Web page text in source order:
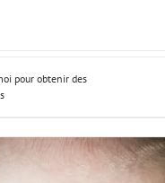
pour obtenir des